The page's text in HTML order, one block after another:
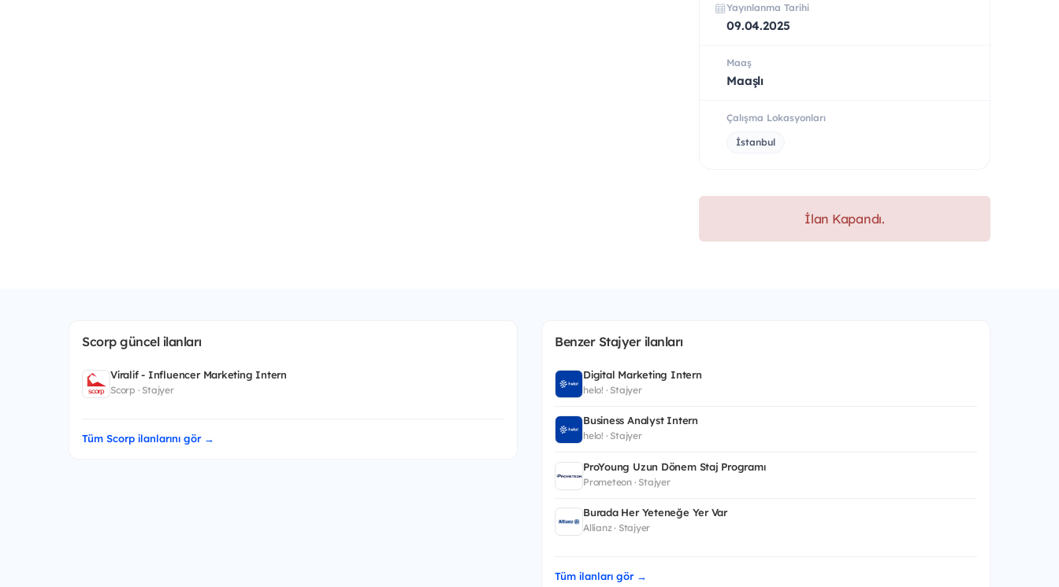
Yayınlanma Tarihi
09.04.2025
Maaş
Maaşlı
Çalışma Lokasyonları
İstanbul
İlan Kapandı.
Scorp güncel ilanları
Viralif - Influencer Marketing Intern
Scorp · Stajyer
Tüm Scorp ilanlarını gör →
Benzer Stajyer ilanları
Digital Marketing Intern
helo! · Stajyer
Business Analyst Intern
helo! · Stajyer
ProYoung Uzun Dönem Staj Programı
Prometeon · Stajyer
Burada Her Yeteneğe Yer Var
Allianz · Stajyer
Tüm ilanları gör →